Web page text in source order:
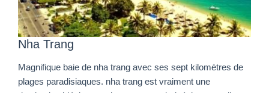
Nha Trang
Magnifique baie de nha trang avec ses sept kilomètres de
plages paradisiaques. nha trang est vraiment une